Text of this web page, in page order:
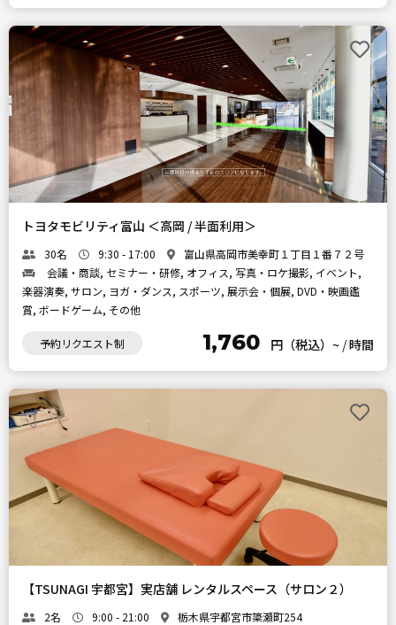
トヨタモビリティ富山 ＜高岡 / 半面利用＞
30名 9:30 - 17:00
富山県高岡市美幸町１丁目１番７２号
会議・商談, セミナー・研修, オフィス, 写真・ロケ撮影, イベント,
楽器演奏, サロン, ヨガ・ダンス, スポーツ, 展示会・個展, DVD・映画鑑
賞, ボードゲーム, その他
予約リクエスト制 1,760 円（税込）~ /時間
【TSUNAGI 宇都宮】実店舗 レンタルスペース（サロン２）
2名 9:00 - 21:00
栃木県宇都宮市簗瀬町254